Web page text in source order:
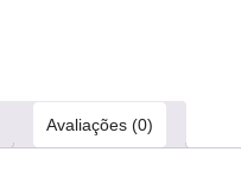
Avaliações (0)